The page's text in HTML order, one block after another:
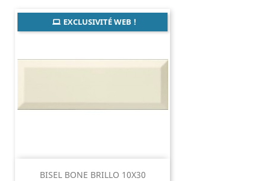
BISEL BONE BRILLO 10X30
EXCLUSIVITÉ WEB !